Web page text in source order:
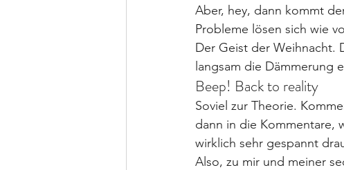
Aber, hey, dann kommt
Probleme lösen sich wie
Der Geist der Weihnacht.
langsam die Dämmerung
Beep! Back to reality
Soviel zur Theorie.
dann in die Kommentare,
wirklich sehr gespannt
Also, zu mir und meiner